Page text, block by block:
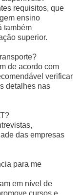
requisitos, que
ensino
também
superior.
de acordo com
verificar
detalhes nas
das empresas
para me
em nível de
cursos e